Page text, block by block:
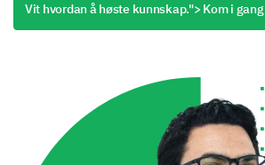
Vit hvordan å høste kunnskap."> Kom i gang